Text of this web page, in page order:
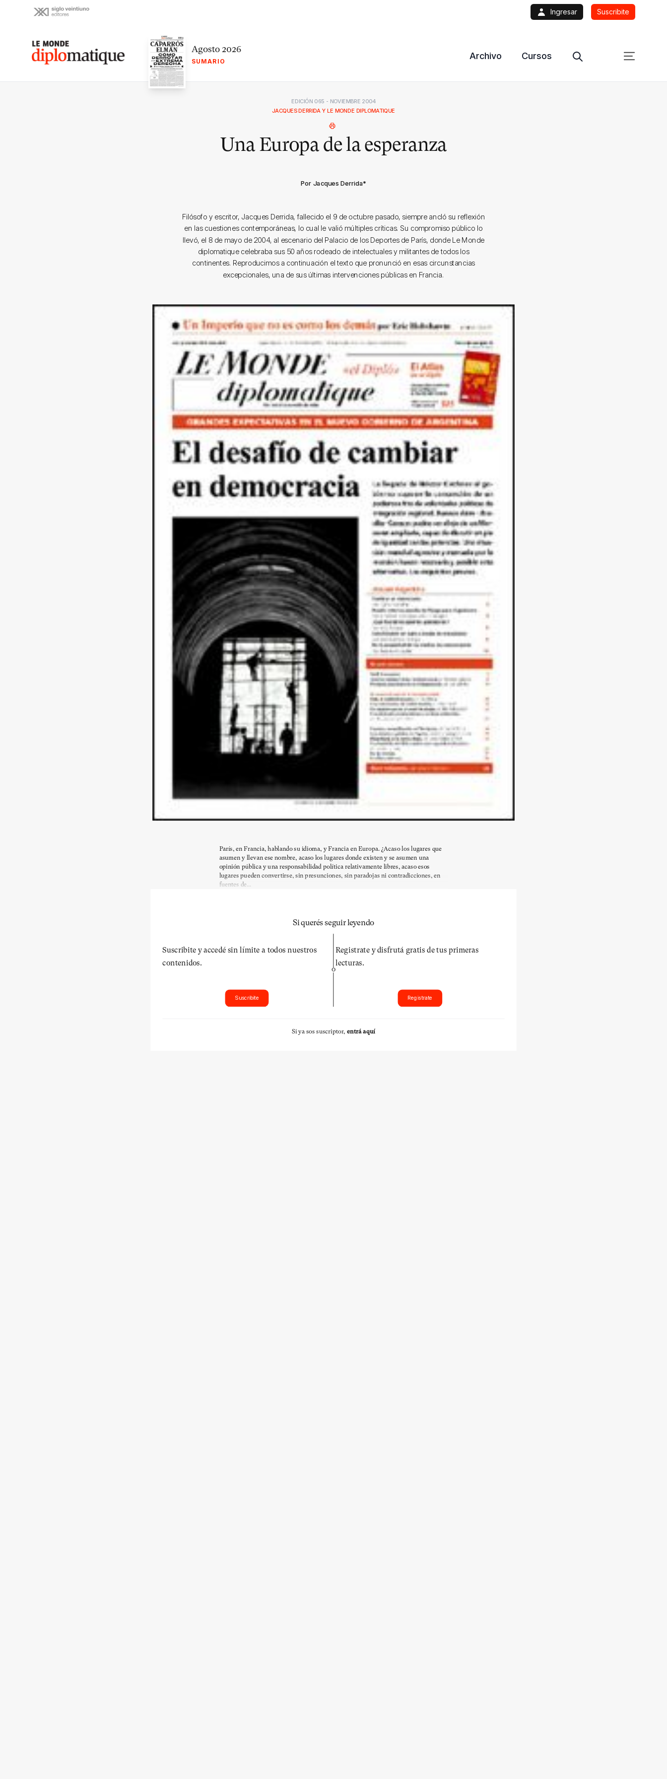
Ingresar Suscribite
Le monde diplomatique Agosto 2026
SUMARIO
Archivo Cursos
EDICIÓN 065 - NOVIEMBRE 2004
JACQUES DERRIDA Y LE MONDE DIPLOMATIQUE
Una Europa de la esperanza
Por Jacques Derrida*
Filósofo y escritor, Jacques Derrida, fallecido el 9 de octubre pasado, siempre ancló su reflexión
en las cuestiones contemporáneas, lo cual le valió múltiples críticas. Su compromiso público lo
llevó, el 8 de mayo de 2004, al escenario del Palacio de los Deportes de París, donde Le Monde
diplomatique celebraba sus 50 años rodeado de intelectuales y militantes de todos los
continentes. Reproducimos a continuación el texto que pronunció en esas circunstancias
excepcionales, una de sus últimas intervenciones públicas en Francia.
París, en Francia, hablando su idioma, y Francia en Europa. ¿Acaso los lugares que
asumen y llevan ese nombre, acaso los lugares donde existen y se asumen una
opinión pública y una responsabilidad política relativamente libres, acaso esos
lugares pueden convertirse, sin presunciones, sin paradojas ni contradicciones, en
fuentes de...
Si querés seguir leyendo
Suscribite y accedé sin límite a todos nuestros
contenidos.
Suscribite
O
Registrate y disfrutá gratis de tus primeras
lecturas.
Registrate
Si ya sos suscriptor, entrá aquí